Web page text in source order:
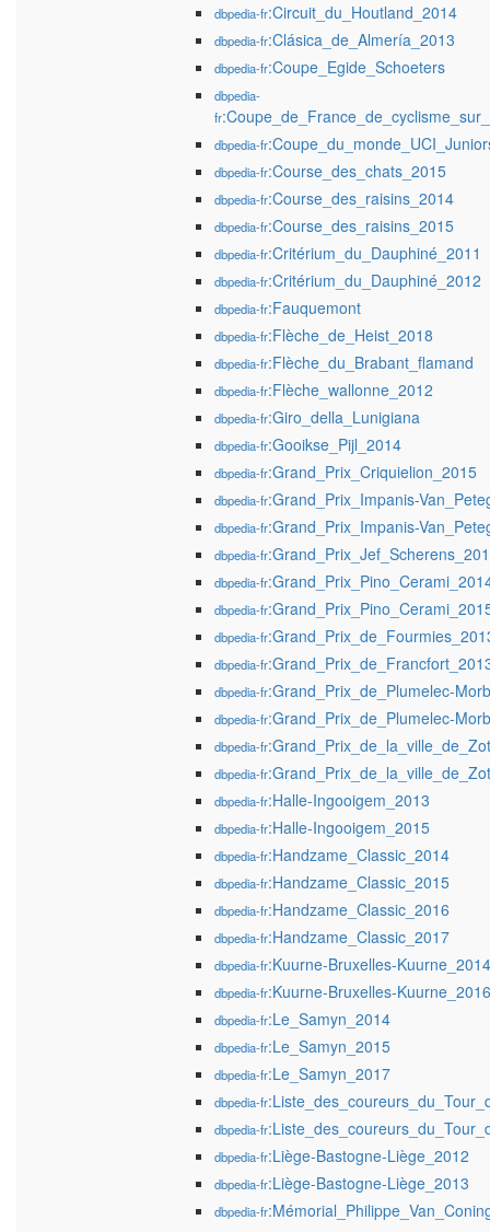
dbpedia-fr:Circuit_du_Houtland_2014
dbpedia-fr:Clásica_de_Almería_2013
dbpedia-fr:Coupe_Egide_Schoeters
dbpedia-
fr
dbpedia-fr
dbpedia-fr:Course_des_chats_2015
dbpedia-fr:Course_des_raisins_2014
dbpedia-fr:Course_des_raisins_2015
dbpedia-fr:Critérium_du_Dauphiné_2011
dbpedia-fr:Critérium_du_Dauphiné_2012
dbpedia-fr:Fauquemont
dbpedia-fr:Flèche_de_Heist_2018
dbpedia-fr:Flèche_du_Brabant_flamand
dbpedia-fr:Flèche_wallonne_2012
dbpedia-fr:Giro_della_Lunigiana
dbpedia-fr:Gooikse_Pijl_2014
dbpedia-fr:Grand_Prix_Criquielion_2015
dbpedia-fr:Grand_Prix_Impanis-
dbpedia-fr:Grand_Prix_Impanis-
dbpedia-fr
dbpedia-fr
dbpedia-fr
dbpedia-fr
dbpedia-fr
dbpedia-fr:Grand_Prix_de_Plumelec-
dbpedia-fr:Grand_Prix_de_Plumelec-
dbpedia-fr
dbpedia-fr
dbpedia-fr:Halle-Ingooigem_2013
dbpedia-fr:Halle-Ingooigem_2015
dbpedia-fr:Handzame_Classic_2014
dbpedia-fr:Handzame_Classic_2015
dbpedia-fr:Handzame_Classic_2016
dbpedia-fr:Handzame_Classic_2017
dbpedia-fr:Kuurne-Bruxelles-Kuurne_2014
dbpedia-fr:Kuurne-Bruxelles-Kuurne_2016
dbpedia-fr:Le_Samyn_2014
dbpedia-fr:Le_Samyn_2015
dbpedia-fr:Le_Samyn_2017
dbpedia-fr
dbpedia-fr
dbpedia-fr:Liège-Bastogne-Liège_2012
dbpedia-fr:Liège-Bastogne-Liège_2013
dbpedia-fr